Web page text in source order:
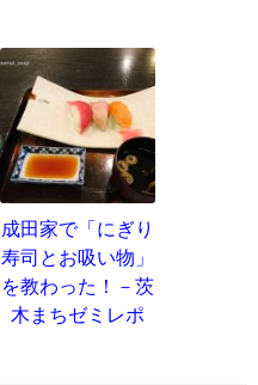
成田家で「にぎり
寿司とお吸い物」
を教わった！－茨
木まちゼミレポ